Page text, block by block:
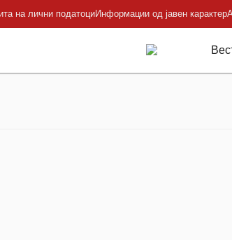
на лични податоциИнформации од јавен карактер